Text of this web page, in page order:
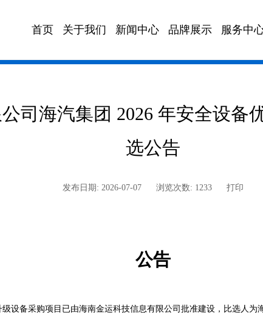
首页 关于我们 新闻中心 品牌展示 服务中
司海汽集团 2026 年安全设备
选公告
发布日期: 2026-07-07 浏览次数: 1233 打印
公告
设备采购项目 已由海南金运科技信息有限公司批准建设，比选人